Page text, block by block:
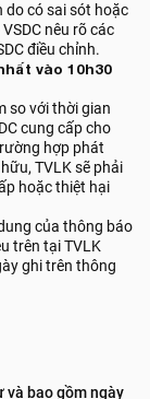
do có sai sót hoặc
nêu rõ các
điều chỉnh.
vào 10h30
so với thời gian
cung cấp cho
hợp phát
TVLK sẽ phải
hoặc thiệt hại
của thông báo
trên tại TVLK
ghi trên thông
và bao gồm ngày